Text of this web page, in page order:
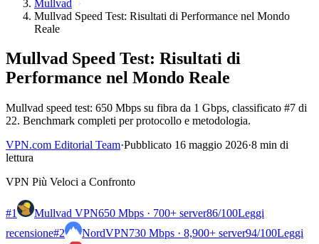
Mullvad
Mullvad Speed Test: Risultati di Performance nel Mondo
Reale
Mullvad Speed Test: Risultati di
Performance nel Mondo Reale
Mullvad speed test: 650 Mbps su fibra da 1 Gbps, classificato #7 di
22. Benchmark completi per protocollo e metodologia.
VPN.com Editorial Team·Pubblicato 16 maggio 2026·8 min di
lettura
VPN Più Veloci a Confronto
#1 Mullvad VPN650 Mbps · 700+ server86/100Leggi
recensione#2 NordVPN730 Mbps · 8,900+ server94/100Leggi